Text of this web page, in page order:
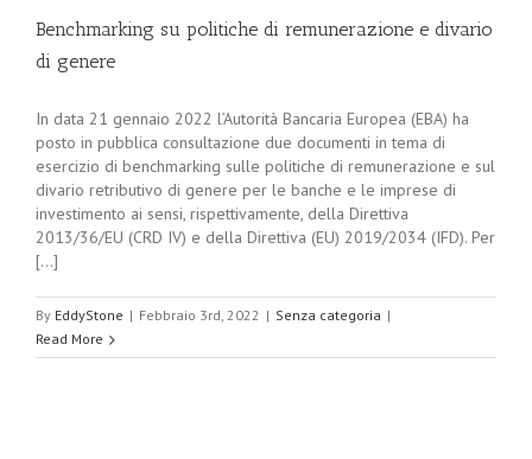
Benchmarking su politiche di remunerazione e divario
di genere
In data 21 gennaio 2022 l’Autorità Bancaria Europea (EBA) ha
posto in pubblica consultazione due documenti in tema di
esercizio di benchmarking sulle politiche di remunerazione e sul
divario retributivo di genere per le banche e le imprese di
investimento ai sensi, rispettivamente, della Direttiva
2013/36/EU (CRD IV) e della Direttiva (EU) 2019/2034 (IFD). Per
[...]
By EddyStone | Febbraio 3rd, 2022 | Senza categoria |
Read More